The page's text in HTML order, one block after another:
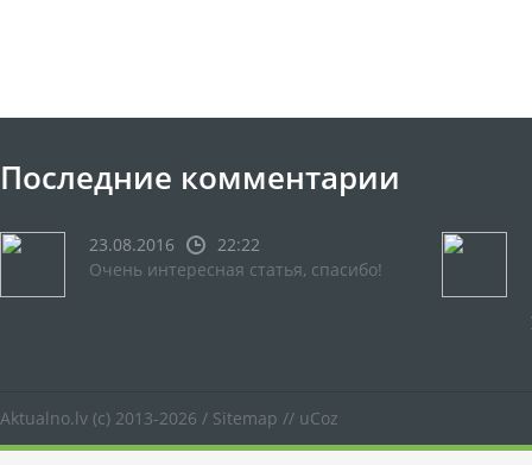
Последние комментарии
23.08.2016
22:22
Очень интересная статья, спасибо!
Aktualno.lv (c) 2013-2026 / Sitemap // uCoz